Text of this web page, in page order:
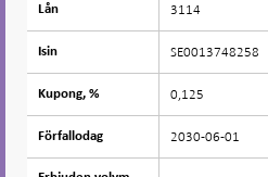
Lån
Isin
Kupong, %
Förfallodag
Lån 3114
Isin SE0013748258
Kupong, % 0,125
Förfallodag 2030-06-01